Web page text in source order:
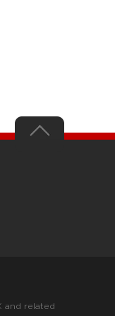
and related